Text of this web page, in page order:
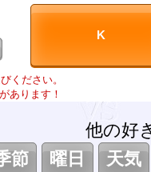
ください。
あります！
他の好
節 曜日
天気